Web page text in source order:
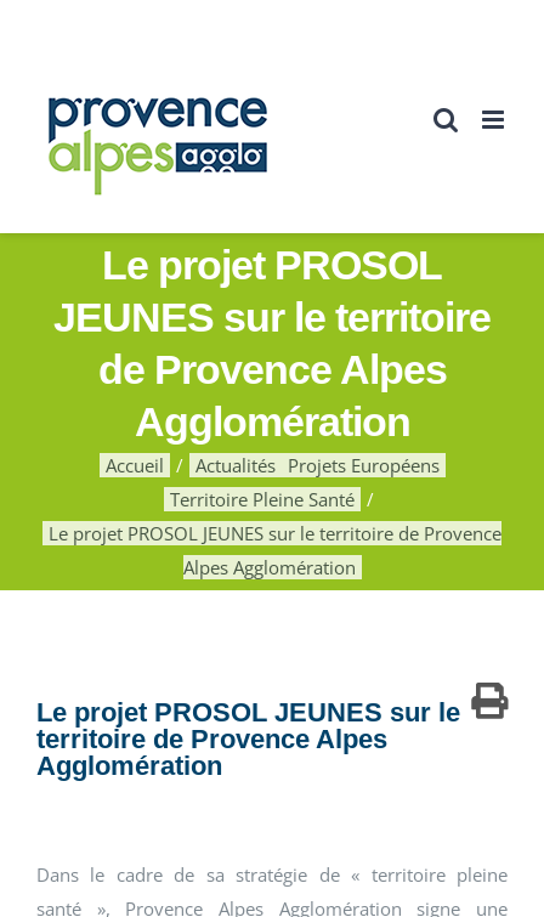
Le projet PROSOL
JEUNES sur le territoire
de Provence Alpes
Agglomération
Accueil Actualités Projets Européens
Territoire Pleine Santé
Le projet PROSOL JEUNES sur le territoire de Provence
Alpes Agglomération
Le projet PROSOL JEUNES sur le
territoire de Provence Alpes
Agglomération
Dans le cadre de sa stratégie de « territoire pleine
santé », Provence Alpes Agglomération signe une